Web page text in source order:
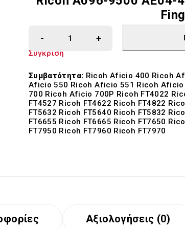
Σύγκριση
Συμβατότητα: Ricoh Aficio 400 Ricoh
Aficio 550 Ricoh Aficio 551 Ricoh
700 Ricoh Aficio 700P Ricoh FT4022
FT4527 Ricoh FT4622 Ricoh FT4822
FT5632 Ricoh FT5640 Ricoh FT5832
FT6655 Ricoh FT6665 Ricoh FT7650
FT7950 Ricoh FT7960 Ricoh FT7970
Αξιολογήσεις (0)